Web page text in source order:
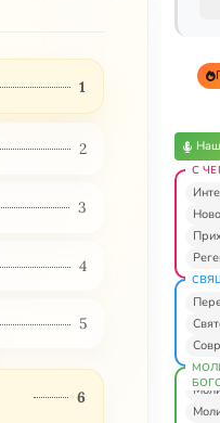
1
2
3
4
5
6
С